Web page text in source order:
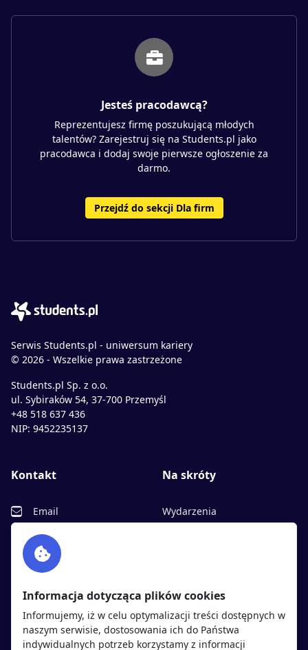
Jesteś pracodawcą?
Reprezentujesz firmę poszukującą młodych
talentów? Zarejestruj się na Students.pl jako
pracodawca i dodaj swoje pierwsze ogłoszenie za
darmo.
Przejdź do sekcji Dla firm
Serwis Students.pl - uniwersum kariery
© 2026 - Wszelkie prawa zastrzeżone
Students.pl Sp. z o.o.
ul. Sybiraków 54, 37-700 Przemyśl
+48 518 637 436
NIP: 9452235137
Kontakt
Email
Facebook
Twitter
Na skróty
Wydarzenia
Polityka cookies
Polityka prywatności
Informacja dotycząca plików cookies
Informujemy, iż w celu optymalizacji treści dostępnych w
naszym serwisie, dostosowania ich do Państwa
indywidualnych potrzeb korzystamy z informacji